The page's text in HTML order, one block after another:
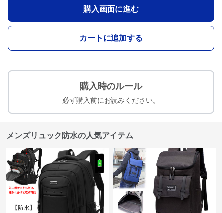
購入画面に進む
カートに追加する
購入時のルール
必ず購入前にお読みください。
メンズリュック防水の人気アイテム